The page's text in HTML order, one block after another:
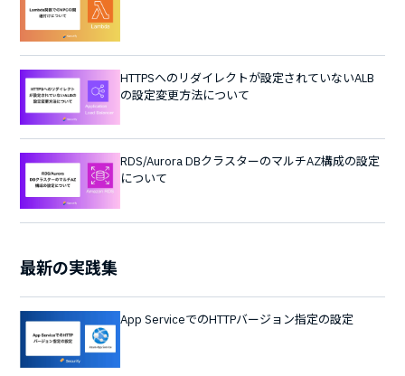
HTTPSへのリダイレクトが設定されていないALB
の設定変更方法について
RDS/Aurora DBクラスターのマルチAZ構成の設定
について
最新の実践集
App ServiceでのHTTPバージョン指定の設定